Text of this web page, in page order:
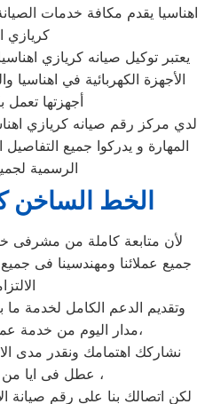
اهناسيا يقدم مكافة خدمات
كريازي
يعتبر توكيل صيانه كريازي
الأجهزة الكهربائية في
أجهزتها تعمل
لدي مركز رقم صيانه كريازي
المهارة و يدركوا جميع
الرسمية
الخط الساخن
لأن متابعة كاملة من مشرفى
جميع عملائنا ومهندسينا فى
وتقديم الدعم الكامل لخدمة
مدار اليوم من خدمة عملاء كريازي فى اهناسيا،
نشاركك اهتمامك ونقدر مدى
عطل فى ايا من اجهزتنا المنزلية ،
لكن اتصالك بنا على رقم صيانة